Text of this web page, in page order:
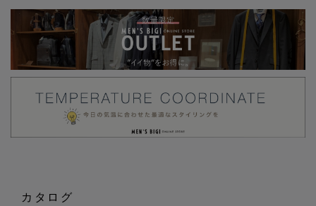
カタログ